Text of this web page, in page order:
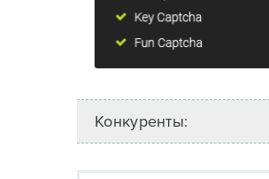
Конкуренты: